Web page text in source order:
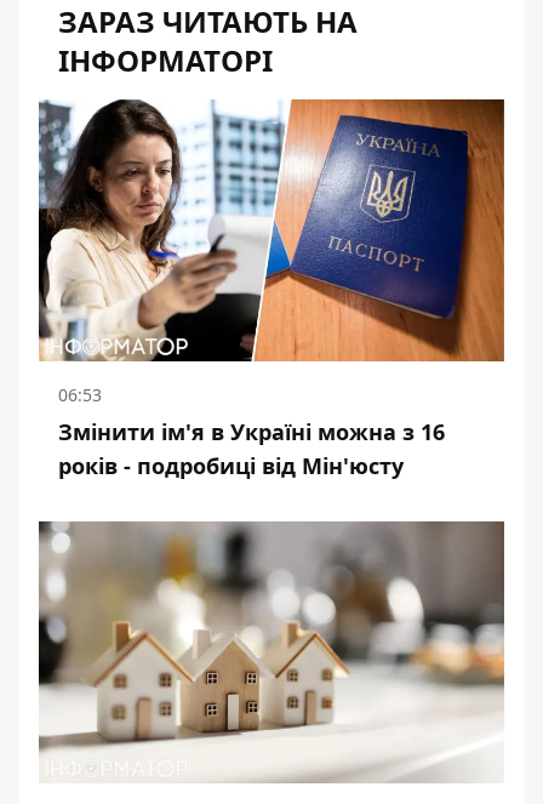
ЗАРАЗ ЧИТАЮТЬ НА
ІНФОРМАТОРІ
06:53
Змінити ім'я в Україні можна з 16
років - подробиці від Мін'юсту